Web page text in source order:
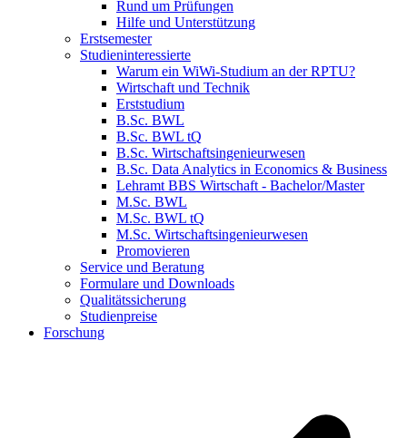
Rund um Prüfungen
Hilfe und Unterstützung
Erstsemester
Studieninteressierte
Warum ein WiWi-Studium an der RPTU?
Wirtschaft und Technik
Erststudium
B.Sc. BWL
B.Sc. BWL tQ
B.Sc. Wirtschaftsingenieurwesen
B.Sc. Data Analytics in Economics & Business
Lehramt BBS Wirtschaft - Bachelor/Master
M.Sc. BWL
M.Sc. BWL tQ
M.Sc. Wirtschaftsingenieurwesen
Promovieren
Service und Beratung
Formulare und Downloads
Qualitätssicherung
Studienpreise
Forschung